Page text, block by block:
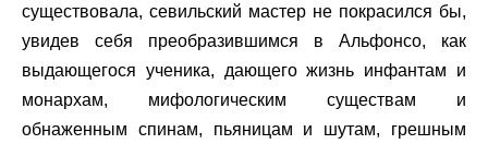
существовала, севильский мастер не покрасился бы,
увидев себя преобразившимся в Альфонсо, как
выдающегося ученика, дающего жизнь инфантам и
монархам, мифологическим существам и
обнаженным спинам, пьяницам и шутам, грешным